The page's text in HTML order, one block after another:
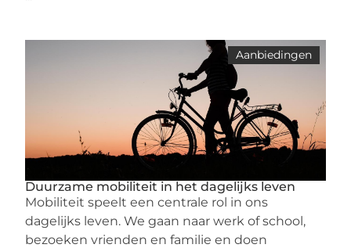
Aanbiedingen
Duurzame mobiliteit in het dagelijks leven
Mobiliteit speelt een centrale rol in ons
dagelijks leven. We gaan naar werk of school,
bezoeken vrienden en familie en doen